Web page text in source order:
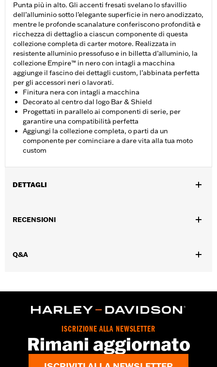
Punta più in alto. Gli accenti fresati svelano lo sfavillio
dell’alluminio sotto l’elegante superficie in nero anodizzato,
mentre le profonde scanalature conferiscono profondità e
ricchezza di dettaglio a ciascun componente di questa
collezione completa di carter motore. Realizzata in
resistente alluminio pressofuso e in billetta d’alluminio, la
collezione Empire™ in nero con intagli a macchina
aggiunge il fascino dei dettagli custom, l’abbinata perfetta
per gli accessori neri o lavorati.
Finitura nera con intagli a macchina
Decorato al centro dal logo Bar & Shield
Progettati in parallelo ai componenti di serie, per
garantire una compatibilità perfetta
Aggiungi la collezione completa, o parti da un
componente per cominciare a dare vita alla tua moto
custom
DETTAGLI
modelli FLHXSE e FLTRXSE dal '23 in poi, FLHX, FLTRX e
Venduti singolarmente:
La rimozione e l’installazione delle coperture motore può
richiedere l’acquisto di nuove guarnizioni. Per
informazioni rivolgersi a un concessionario.
RECENSIONI
Q&A
ISCRIZIONE ALLA NEWSLETTER
Rimani aggiornato